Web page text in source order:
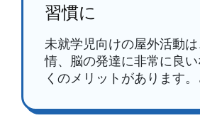
習慣に
未就学児向けの屋外活動
情、脳の発達に非常に良
くのメリットがあります